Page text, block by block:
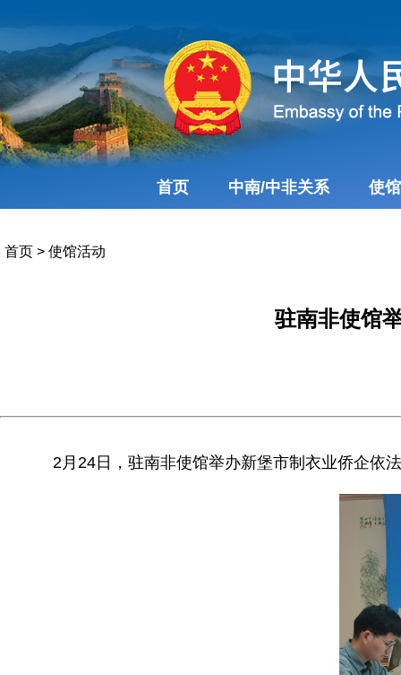
首页 中南/中非关系 使
首页 > 使馆活动
驻南非使馆
2月24日，驻南非使馆举办新堡市制衣业侨企依